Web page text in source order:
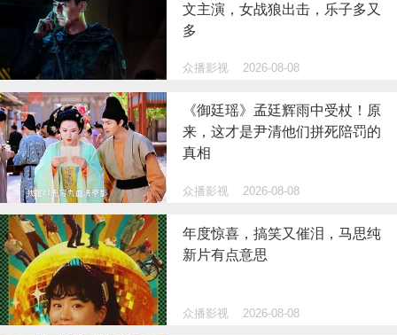
文主演，女战狼出击，乐子多又
多
众播影视 2026-08-08
《御廷瑶》孟廷辉雨中受杖！原
来，这才是尹清他们拼死陪罚的
真相
众播影视 2026-08-08
年度惊喜，搞笑又催泪，马思纯
新片有点意思
众播影视 2026-08-08